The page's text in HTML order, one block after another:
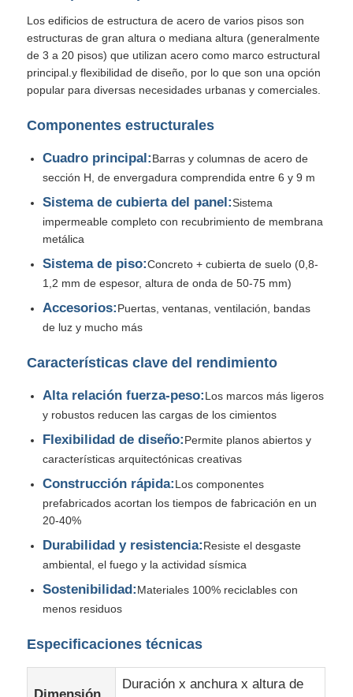
Estructura de acero prefabricada
Almacén de estructura de acero
Construcción de estructura de acero
Edificio de marco de acero
Material de construcción de acero
avícola
cobertizo de vacas
Cobertizo para caballos
Garaje de acero
Los edificios de estructura de acero de varios pisos son
estructuras de gran altura o mediana altura (generalmente
de 3 a 20 pisos) que utilizan acero como marco estructural
principal.y flexibilidad de diseño, por lo que son una opción
popular para diversas necesidades urbanas y comerciales.
Componentes estructurales
Cuadro principal:Barras y columnas de acero de
sección H, de envergadura comprendida entre 6 y 9 m
Sistema de cubierta del panel:Sistema
impermeable completo con recubrimiento de membrana
metálica
Sistema de piso:Concreto + cubierta de suelo (0,8-
1,2 mm de espesor, altura de onda de 50-75 mm)
Accesorios:Puertas, ventanas, ventilación, bandas
de luz y mucho más
Características clave del rendimiento
Alta relación fuerza-peso:Los marcos más ligeros
y robustos reducen las cargas de los cimientos
Flexibilidad de diseño:Permite planos abiertos y
características arquitectónicas creativas
Construcción rápida:Los componentes
prefabricados acortan los tiempos de fabricación en un
20-40%
Durabilidad y resistencia:Resiste el desgaste
ambiental, el fuego y la actividad sísmica
Sostenibilidad:Materiales 100% reciclables con
menos residuos
Especificaciones técnicas
Dimensión
Duración x anchura x altura de